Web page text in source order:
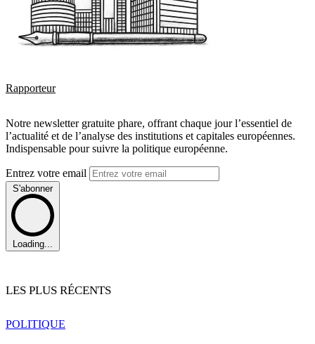
Rapporteur
Notre newsletter gratuite phare, offrant chaque jour l’essentiel de
l’actualité et de l’analyse des institutions et capitales européennes.
Indispensable pour suivre la politique européenne.
Entrez votre email
S'abonner
Loading...
LES PLUS RÉCENTS
POLITIQUE